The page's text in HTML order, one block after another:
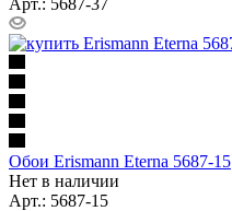
Обои Erismann Eterna 5687-15
Нет в наличии
Арт.: 5687-15